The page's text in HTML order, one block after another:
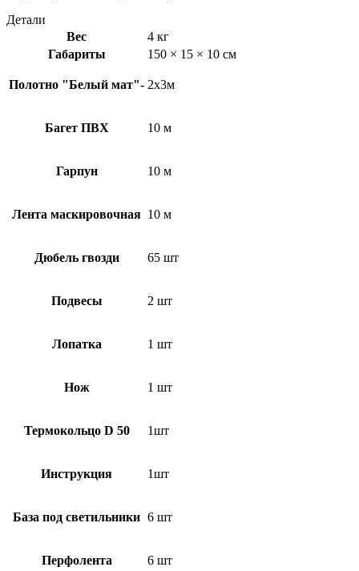
Детали
Вес
4 кг
Габариты
150 × 15 × 10 см
Полотно "Белый мат"- 2х3м
Багет ПВХ 10 м
Гарпун 10 м
Лента маскировочная 10 м
Дюбель гвозди 65 шт
Подвесы 2 шт
Лопатка 1 шт
Нож 1 шт
Термокольцо D 50 1шт
Инструкция 1шт
База под светильники 6 шт
Перфолента 6 шт